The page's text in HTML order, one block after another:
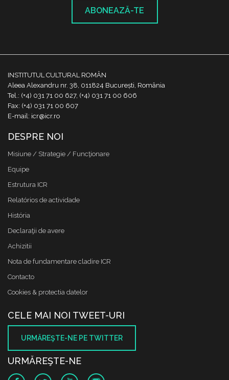
ABONEAZĂ-TE
INSTITUTUL CULTURAL ROMÂN
Aleea Alexandru nr. 38, 011824 București, România
Tel.: (+4) 031 71 00 627, (+4) 031 71 00 606
Fax: (+4) 031 71 00 607
E-mail: icr@icr.ro
DESPRE NOI
Misiune / Strategie / Funcţionare
Equipe
Estrutura ICR
Relatórios de actividade
História
Declaraţii de avere
Achizitii
Nota de fundamentare cladire ICR
Contacto
Cookies & protectia datelor
CELE MAI NOI TWEET-URI
URMĂREŞTE-NE PE TWITTER
URMĂREŞTE-NE